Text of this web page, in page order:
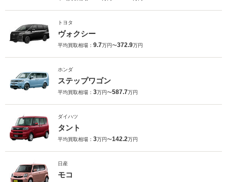
トヨタ
ヴォクシー
平均買取相場： 9.7万円〜372.9万円
ホンダ
ステップワゴン
平均買取相場： 3万円〜587.7万円
ダイハツ
タント
平均買取相場： 3万円〜142.2万円
日産
モコ